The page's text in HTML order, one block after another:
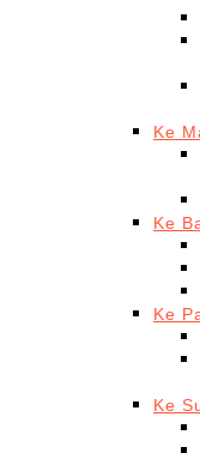
Ke
Ke
Ke
Ke